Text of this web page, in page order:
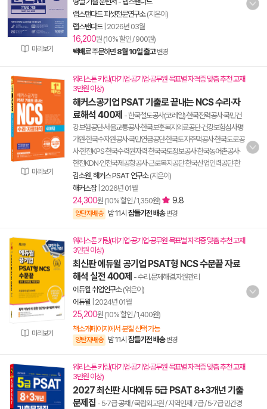
미리보기
랩스탠다드 피셋전문연구소(지은이)
랩스탠다드| 2026년 03월
16,200원 (10% 할인 / 900원)
택배로 주문하면 8월 10일 출고 변경
미리보기
워리스톤 키링(대기업·공기업·공무원 목표별 자격증 맞춤 추천 교재
3만원 이상)
해커스공기업 PSAT 기출로 끝내는 NCS 수리·자
료해석 400제 - 한국철도공사(코레일)·한국전력공사·국민건
강보험공단·서울교통공사·한국보훈복지의료공단·건강보험심사평
가원·한국수자원공사·국민연금공단·한국토지주택공사·한국도로공
사·한전KPS·한국수력원자력·한국국토정보공사·한국농어촌공사·
한전KDN·인천국제공항공사·근로복지공단·한국산업인력공단·한
김소원 해커스 PSAT 연구소(지은이)
해커스잡| 2026년 01월
24,300원 (10% 할인 / 1,350원) 9.8
양탄자배송 밤 11시 잠들기전 배송 변경
미리보기
워리스톤 키링(대기업·공기업·공무원 목표별 자격증 맞춤 추천 교재
3만원 이상)
최신판 에듀윌 공기업 PSAT형 NCS 수문끝 자료
해석 실전 400제 - 수리.문제해결.자원관리
에듀윌 취업연구소(엮은이)
에듀윌 2024년 01월
25,200원 (10% 할인 / 1,400원)
책소개페이지에서 분철 선택 가능
양탄자배송 밤 11시 잠들기전 배송 변경
워리스톤 키링(대기업·공기업·공무원 목표별 자격증 맞춤 추천 교재
3만원 이상)
2027 최신판 시대에듀 5급 PSAT 8+3개년 기출
문제집 - 5·7급 공채 / 국립외교원 / 지역인재 7급 / 5·7급 민간경